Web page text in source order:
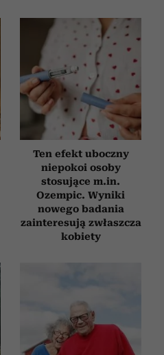
udostępniamy partnerom
i analitycznym.
informacje z innymi danymi
podczas
Ten efekt uboczny
niepokoi osoby
stosujące m.in.
Ozempic. Wyniki
nowego badania
zainteresują zwłaszcza
kobiety